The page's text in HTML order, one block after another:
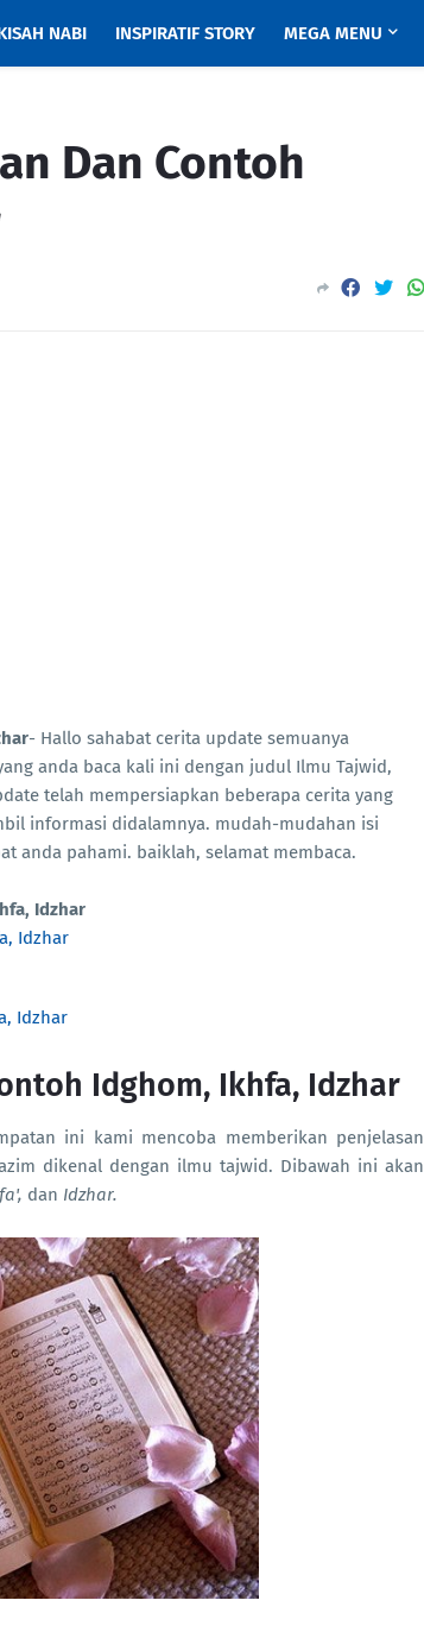
NABI INSPIRATIF STORY MEGA MENU
Dan Contoh
- Hallo sahabat cerita update semuanya
anda baca kali ini dengan judul Ilmu Tajwid,
telah mempersiapkan beberapa cerita yang
informasi didalamnya. mudah-mudahan isi
anda pahami. baiklah, selamat membaca.
Idzhar
Idzhar
Idzhar
Idghom, Ikhfa, Idzhar
ini kami mencoba memberikan penjelasan
dikenal dengan ilmu tajwid. Dibawah ini akan
dan Idzhar.